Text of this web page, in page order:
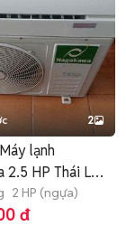
2
Máy lạnh
2.5 HP Thái Lan
2 HP (ngựa)
đ